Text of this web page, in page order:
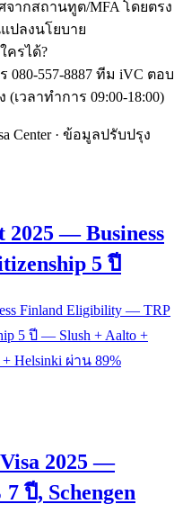
จากสถานทูต/MFA โดยตรง
ปลงนโยบาย
ครได้?
080-557-8887 ทีม iVC ตอบ
วลาทำการ 09:00-18:00)
Center · ข้อมูลปรับปรุง
— Business
5 ปี
Finland Eligibility — TRP
5 ปี — Slush + Aalto +
Helsinki ผ่าน 89%
2025 —
ปี, Schengen